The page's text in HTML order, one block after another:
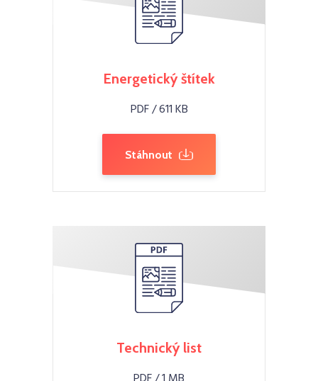
Energetický štítek
PDF / 611 KB
Stáhnout
Technický list